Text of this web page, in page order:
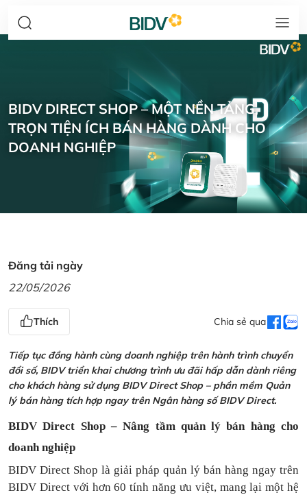
BIDV DIRECT SHOP – MỘT NỀN TẢNG,
TRỌN TIỆN ÍCH BÁN HÀNG DÀNH CHO
DOANH NGHIỆP
Đăng tải ngày
22/05/2026
Thích Chia sẻ qua
Tiếp tục đồng hành cùng doanh nghiệp trên hành trình chuyển
đổi số, BIDV triển khai chương trình ưu đãi hấp dẫn dành riêng
cho khách hàng sử dụng BIDV Direct Shop – phần mềm Quản
lý bán hàng tích hợp ngay trên Ngân hàng số BIDV Direct.
BIDV Direct Shop – Nâng tầm quản lý bán hàng cho
doanh nghiệp
BIDV Direct Shop là giải pháp quản lý bán hàng ngay trên
BIDV Direct với hơn 60 tính năng ưu việt, mang lại một hệ